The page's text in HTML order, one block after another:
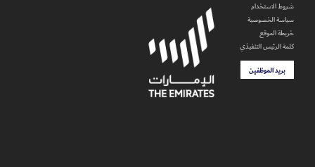
شروط الاستخدام
سياسة الخصوصية
خريطة الموقع
كلمة الرئيس التنفيذي
بريد الموظفين